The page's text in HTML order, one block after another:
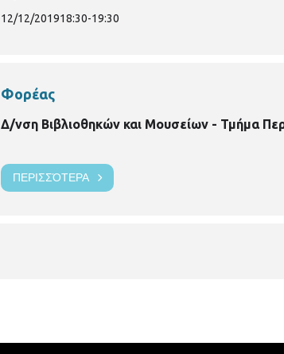
12/12/201918:30-19:30
Φορέας
Δ/νση Βιβλιοθηκών και Μουσείων - Τμήμα
ΠΕΡΙΣΣΌΤΕΡΑ